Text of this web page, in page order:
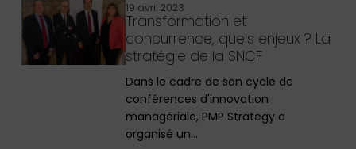
19 avril 2023
Transformation et
concurrence, quels enjeux ? La
stratégie de la SNCF
Dans le cadre de son cycle de
conférences d'innovation
managériale, PMP Strategy a
organisé un…